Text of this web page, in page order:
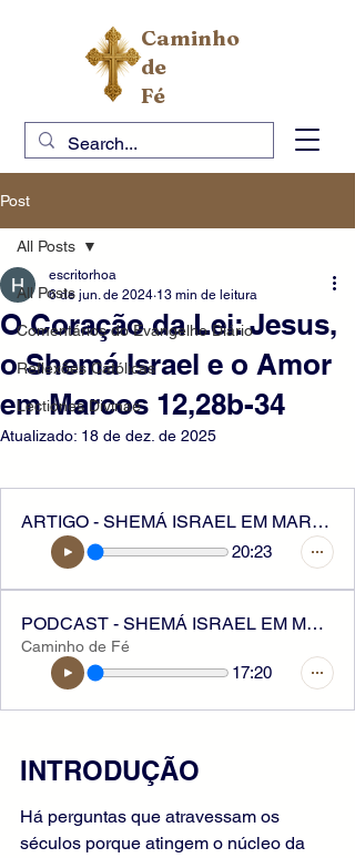
Caminho
de
Fé
Post
All Posts
Comentários do Evangelho Diário
Reflexões Católicas
Lectiones Divinae
All Posts
O Coração da Lei: Jesus,
o Shemá Israel e o Amor
em Marcos 12,28b-34
escritorhoa
6 de jun. de 2024 13 min de leitura
Atualizado: 18 de dez. de 2025
ARTIGO - SHEMÁ ISRAEL EM MARCOS
20:23
PODCAST - SHEMÁ ISRAEL EM MARCOS
Caminho de Fé
17:20
INTRODUÇÃO
Há perguntas que atravessam os
séculos porque atingem o núcleo da